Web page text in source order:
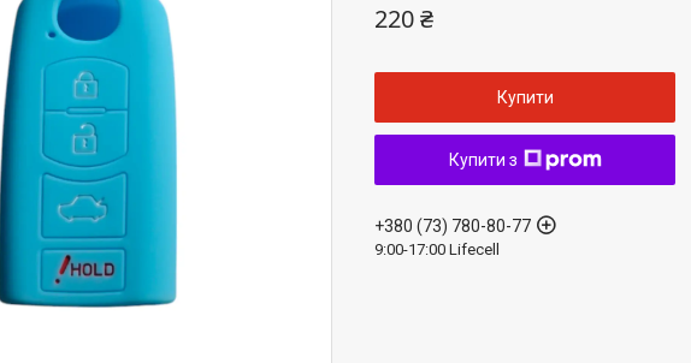
220 ₴
Купити
Купити з
+380 (73) 780-80-77
9:00-17:00 Lifecell